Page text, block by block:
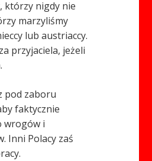
którzy nigdy nie
marzyliśmy
lub austriaccy.
przyjaciela, jeżeli
pod zaboru
faktycznie
wrogów i
Inni Polacy zaś